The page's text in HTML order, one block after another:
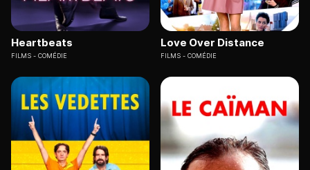
Heartbeats
FILMS COMÉDIE
Love Over Distance
FILMS COMÉDIE